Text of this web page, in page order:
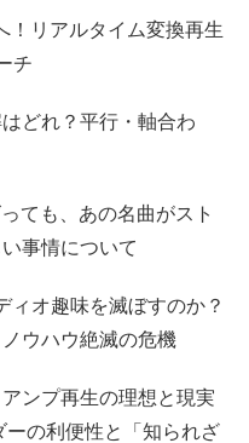
！リアルタイム変換再生
チ
どれ？平行・軸合わ
ても、あの名曲がスト
事情について
ィオ趣味を滅ぼすのか？
ウハウ絶滅の危機
ンプ再生の理想と現実
の利便性と「知られざ